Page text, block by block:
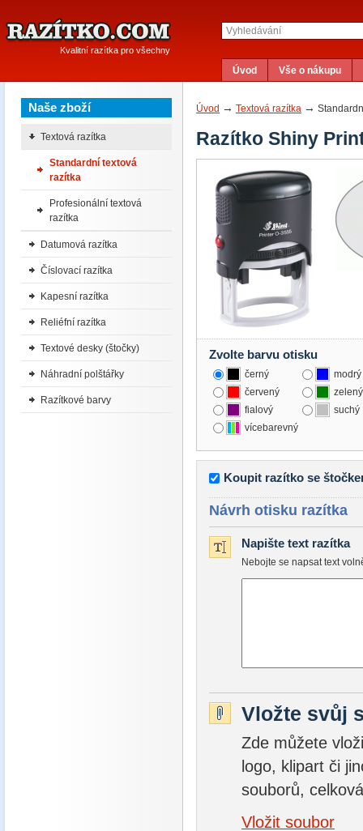
Kvalitní razítka pro všechny
Úvod Vše o nákupu
Úvod → Textová razítka →
Razítko Shiny
Zvolte barvu otisku
černý
modrý
červený
zelený
fialový
suchý
vícebarevný
Koupit razítko se
Návrh otisku razítka
Napište text razítka
Nebojte se napsat text
Vložte svůj
Zde můžete
logo, klipart či
souborů,
Vložit soubor
Naše zboží
Textová razítka
Standardní textová
razítka
Profesionální textová
razítka
Datumová razítka
Číslovací razítka
Kapesní razítka
Reliéfní razítka
Textové desky (štočky)
Náhradní polštářky
Razítkové barvy